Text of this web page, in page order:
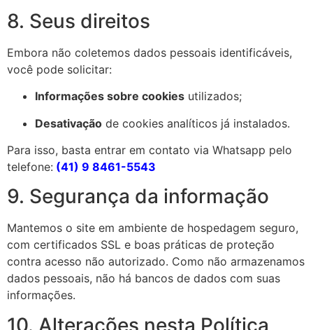
8. Seus direitos
Embora não coletemos dados pessoais identificáveis,
você pode solicitar:
Informações sobre cookies utilizados;
Desativação de cookies analíticos já instalados.
Para isso, basta entrar em contato via Whatsapp pelo
telefone: (41) 9 8461-5543
9. Segurança da informação
Mantemos o site em ambiente de hospedagem seguro,
com certificados SSL e boas práticas de proteção
contra acesso não autorizado. Como não armazenamos
dados pessoais, não há bancos de dados com suas
informações.
10. Alterações nesta Política